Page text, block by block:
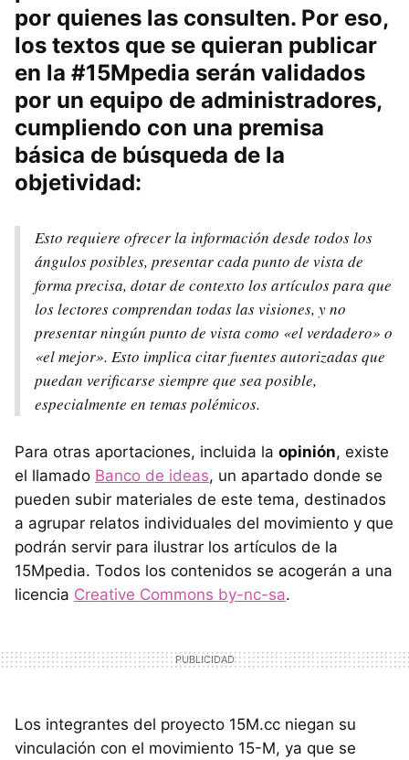
por quienes las consulten. Por eso,
los textos que se quieran publicar
en la #15Mpedia serán validados
por un equipo de administradores,
cumpliendo con una premisa
básica de búsqueda de la
objetividad:
Esto requiere ofrecer la información desde todos los
ángulos posibles, presentar cada punto de vista de
forma precisa, dotar de contexto los artículos para que
los lectores comprendan todas las visiones, y no
presentar ningún punto de vista como «el verdadero» o
«el mejor». Esto implica citar fuentes autorizadas que
puedan verificarse siempre que sea posible,
especialmente en temas polémicos.
Para otras aportaciones, incluida la opinión, existe
el llamado Banco de ideas, un apartado donde se
pueden subir materiales de este tema, destinados
a agrupar relatos individuales del movimiento y que
podrán servir para ilustrar los artículos de la
15Mpedia. Todos los contenidos se acogerán a una
licencia Creative Commons by-nc-sa.
Los integrantes del proyecto 15M.cc niegan su
vinculación con el movimiento 15-M, ya que se